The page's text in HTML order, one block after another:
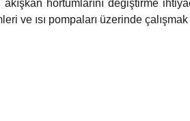
hortumlarını değiştirme
ve ısı pompaları üzerinde